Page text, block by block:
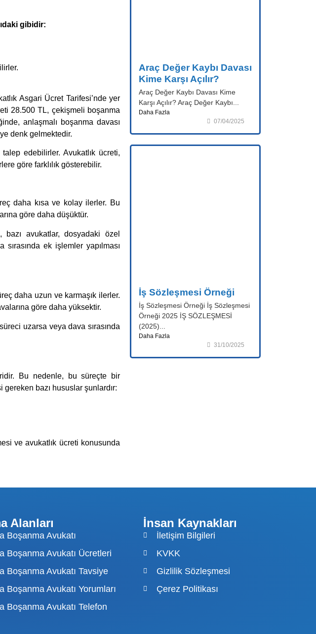
gibidir:
Asgari Ücret Tarifesi’nde yer
28.500 TL, çekişmeli boşanma
anlaşmalı boşanma davası
denk gelmektedir.
edebilirler. Avukatlık ücreti,
göre farklılık gösterebilir.
daha kısa ve kolay ilerler. Bu
göre daha düşüktür.
avukatlar, dosyadaki özel
ek işlemler yapılması
daha uzun ve karmaşık ilerler.
göre daha yüksektir.
uzarsa veya dava sırasında
Bu nedenle, bu süreçte bir
bazı hususlar şunlardır:
ve avukatlık ücreti konusunda
Araç Değer Kaybı Davası
Kime Karşı Açılır?
Araç Değer Kaybı Davası Kime
Karşı Açılır? Araç Değer Kaybı...
Daha Fazla
07/04/2025
İş Sözleşmesi Örneği
İş Sözleşmesi Örneği İş Sözleşmesi
Örneği 2025 İŞ SÖZLEŞMESİ
(2025)...
Daha Fazla
31/10/2025
Alanları
Boşanma Avukatı
Boşanma Avukatı Ücretleri
Boşanma Avukatı Tavsiye
Boşanma Avukatı Yorumları
Boşanma Avukatı Telefon
İnsan Kaynakları
İletişim Bilgileri
KVKK
Gizlilik Sözleşmesi
Çerez Politikası